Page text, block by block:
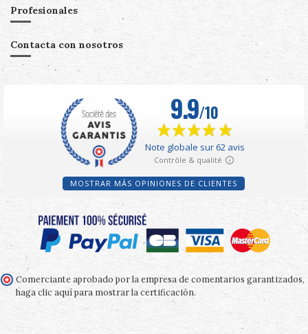
Profesionales
Contacta con nosotros
MOSTRAR MÁS OPINIONES DE CLIENTES
Comerciante aprobado por la empresa de comentarios garantizados,
haga clic aquí para mostrar la certificación.